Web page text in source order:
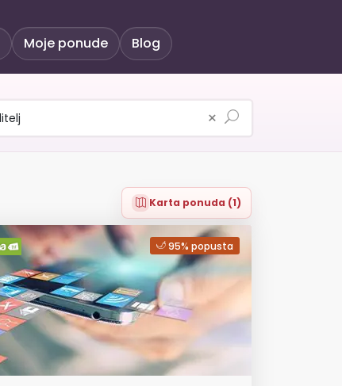
Moje ponude Blog
×
Karta ponuda (1)
95% popusta